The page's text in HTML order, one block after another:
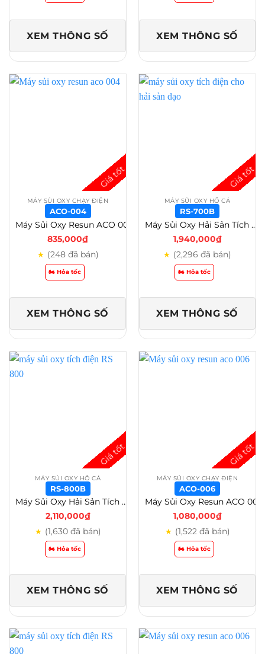
XEM THÔNG SỐ XEM THÔNG SỐ
MÁY SỦI OXY CHẠY ĐIỆN
ACO-004
835,000₫
★ (248 đã bán)
🏍️ Hỏa tốc
XEM THÔNG SỐ
MÁY SỦI OXY HỒ CÁ
RS-700B
Máy Sủi Oxy Hải Sản Tích Điện RS 500/600/700/800/900/1000/2000/5000 Giải Pháp Sục Khí Di Động – RS-700B
1,940,000₫
★ (2,296 đã bán)
🏍️ Hỏa tốc
XEM THÔNG SỐ
MÁY SỦI OXY HỒ CÁ
RS-800B
Máy Sủi Oxy Hải Sản Tích Điện RS 500/600/700/800/900/1000/2000/5000 Giải Pháp Sục Khí Di Động – RS-800B
2,110,000₫
★ (1,630 đã bán)
🏍️ Hỏa tốc
XEM THÔNG SỐ
MÁY SỦI OXY CHẠY ĐIỆN
ACO-006
1,080,000₫
★ (1,522 đã bán)
🏍️ Hỏa tốc
XEM THÔNG SỐ